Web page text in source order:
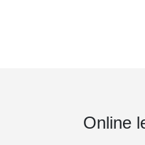
Online